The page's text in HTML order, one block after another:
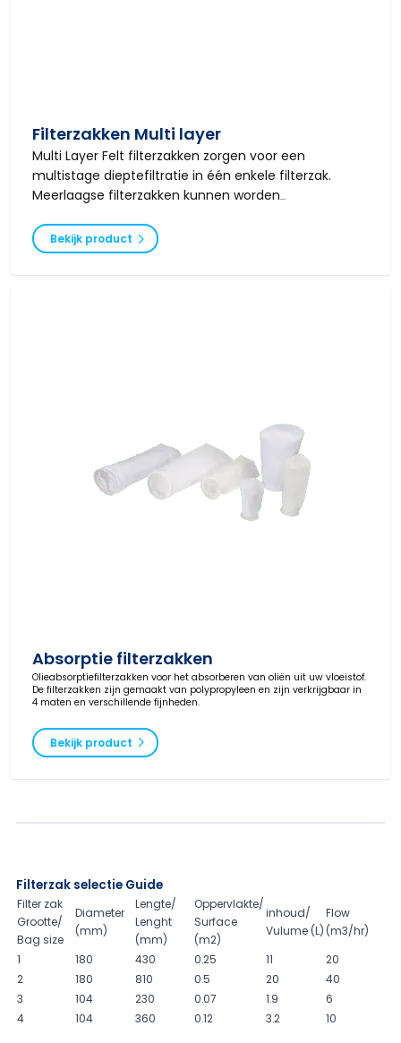
Filterzakken Multi layer
Multi Layer Felt filterzakken zorgen voor een
multistage dieptefiltratie in één enkele filterzak.
Meerlaagse filterzakken kunnen worden
polyester materiaal.
Bekijk product
Absorptie filterzakken
Olieabsorptiefilterzakken voor het absorberen van oliën uit uw vloeistof.
De filterzakken zijn gemaakt van polypropyleen en zijn verkrijgbaar in
4 maten en verschillende fijnheden.
Bekijk product
Filterzak selectie Guide
Filter zak
Grootte/
Bag size
Diameter
(mm)
Lengte/
Lenght
(mm)
Oppervlakte/
Surface
(m2)
inhoud/
Vulume (L)
Flow
(m3/hr)
1
180 430 0.25 11
20
2
180 810 0.5 20
40
3
104 230 0.07 1.9
6
4
104 360 0.12 3.2 10